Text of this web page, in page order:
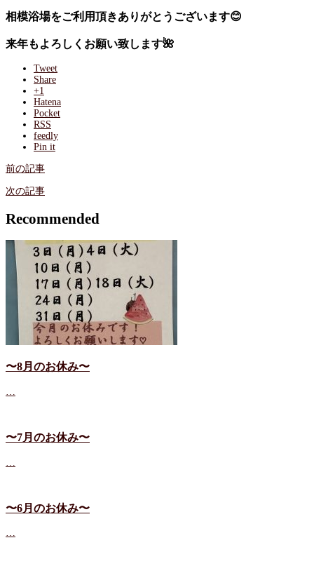
相模浴場をご利用頂きありがとうございます😊
来年もよろしくお願い致します🌺
Tweet
Share
+1
Hatena
Pocket
RSS
feedly
Pin it
前の記事
次の記事
Recommended
〜8月のお休み〜
〜7月のお休み〜
〜6月のお休み〜
…